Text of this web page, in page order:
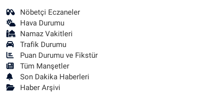
Nöbetçi Eczaneler
Hava Durumu
Namaz Vakitleri
Trafik Durumu
Puan Durumu ve Fikstür
Tüm Manşetler
Son Dakika Haberleri
Haber Arşivi